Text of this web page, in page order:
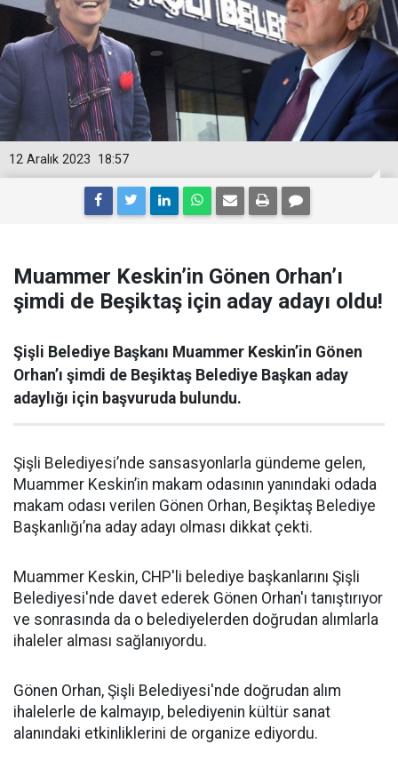
18:57
12 Aralık 2023
Muammer Keskin’in Gönen Orhan’ı
şimdi de Beşiktaş için aday adayı oldu!
Şişli Belediye Başkanı Muammer Keskin’in Gönen
Orhan’ı şimdi de Beşiktaş Belediye Başkan aday
adaylığı için başvuruda bulundu.
Şişli Belediyesi’nde sansasyonlarla gündeme gelen,
Muammer Keskin’in makam odasının yanındaki odada
makam odası verilen Gönen Orhan, Beşiktaş Belediye
Başkanlığı’na aday adayı olması dikkat çekti.
Muammer Keskin, CHP'li belediye başkanlarını Şişli
Belediyesi'nde davet ederek Gönen Orhan'ı tanıştırıyor
ve sonrasında da o belediyelerden doğrudan alımlarla
ihaleler alması sağlanıyordu.
Gönen Orhan, Şişli Belediyesi'nde doğrudan alım
ihalelerle de kalmayıp, belediyenin kültür sanat
alanındaki etkinliklerini de organize ediyordu.